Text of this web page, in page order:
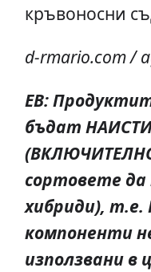
кръвоносни
d-rmario.com /
ЕВ:
бъдат
сортовете
хибриди),
компоненти
използвани в